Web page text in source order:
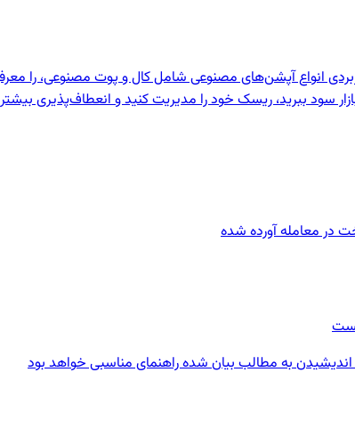
انواع آپشن‌های مصنوعی شامل کال و پوت مصنوعی، را
سود ببرید، ریسک خود را مدیریت کنید و انعطاف‌پذیری
در معامله آورده شده
به مطالب بیان شده راهنمای مناسبی خواهد بود